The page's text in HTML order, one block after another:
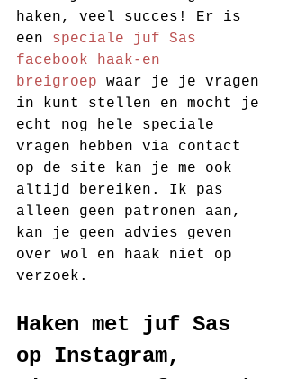
haken, veel succes! Er is
een speciale juf Sas
facebook haak-en
breigroep waar je je vragen
in kunt stellen en mocht je
echt nog hele speciale
vragen hebben via contact
op de site kan je me ook
altijd bereiken. Ik pas
alleen geen patronen aan,
kan je geen advies geven
over wol en haak niet op
verzoek.
Haken met juf Sas
op Instagram,